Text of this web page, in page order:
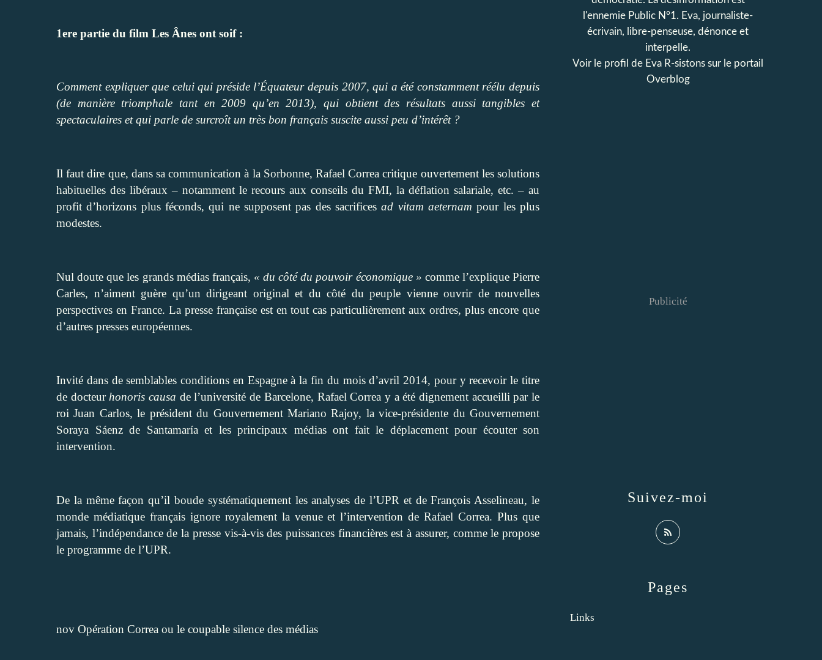
1ere partie du film Les Ânes ont soif :
Comment expliquer que celui qui préside l’Équateur depuis 2007, qui a été constamment réélu depuis
(de manière triomphale tant en 2009 qu’en 2013), qui obtient des résultats aussi tangibles et
spectaculaires et qui parle de surcroît un très bon français suscite aussi peu d’intérêt ?
Il faut dire que, dans sa communication à la Sorbonne, Rafael Correa critique ouvertement les solutions
habituelles des libéraux – notamment le recours aux conseils du FMI, la déflation salariale, etc. – au
profit d’horizons plus féconds, qui ne supposent pas des sacrificesad vitam aeternam pour les plus
modestes.
Nul doute que les grands médias français, « du côté du pouvoir économique » comme l’explique Pierre
Carles, n’aiment guère qu’un dirigeant original et du côté du peuple vienne ouvrir de nouvelles
perspectives en France. La presse française est en tout cas particulièrement aux ordres, plus encore que
d’autres presses européennes.
Invité dans de semblables conditions en Espagne à la fin du mois d’avril 2014, pour y recevoir le titre
de docteur honoris causa de l’université de Barcelone, Rafael Correa y a été dignement accueilli par le
roi Juan Carlos, le président du Gouvernement Mariano Rajoy, la vice-présidente du Gouvernement
Soraya Sáenz de Santamaría et les principaux médias ont fait le déplacement pour écouter son
intervention.
De la même façon qu’il boude systématiquement les analyses de l’UPR et de François Asselineau, le
monde médiatique français ignore royalement la venue et l’intervention de Rafael Correa. Plus que
jamais, l’indépendance de la presse vis-à-vis des puissances financières est à assurer, comme le propose
le programme de l’UPR.
nov Opération Correa ou le coupable silence des médias
Pages
Links
l'ennemie Public N°1. Eva, journaliste-
écrivain, libre-penseuse, dénonce et
interpelle.
Voir le profil de Eva R-sistons sur le portail
Overblog
Suivez-moi
Publicité